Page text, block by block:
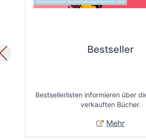
Bestseller
Bestsellerlisten informieren über
verkauften Bücher.
Mehr